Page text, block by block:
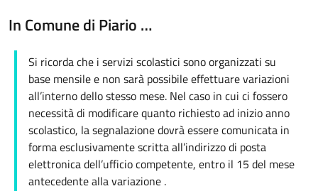
In Comune di Piario …
Si ricorda che i servizi scolastici sono organizzati su
base mensile e non sarà possibile effettuare variazioni
all’interno dello stesso mese. Nel caso in cui ci fossero
necessità di modificare quanto richiesto ad inizio anno
scolastico, la segnalazione dovrà essere comunicata in
forma esclusivamente scritta all’indirizzo di posta
elettronica dell’ufficio competente, entro il 15 del mese
antecedente alla variazione .